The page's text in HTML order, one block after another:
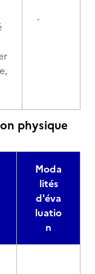
-
physique
Moda
lités
d'éva
luatio
n